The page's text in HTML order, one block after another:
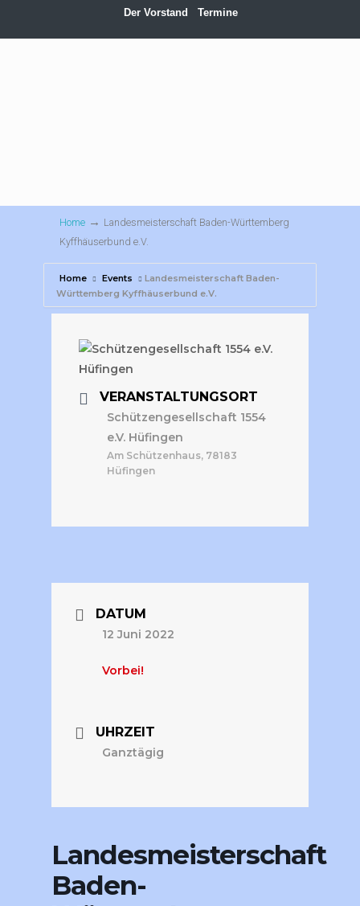
Der Vorstand Termine
Home → Landesmeisterschaft Baden-Württemberg
Kyffhäuserbund e.V.
Home Events
Landesmeisterschaft Baden-
Württemberg Kyffhäuserbund e.V.
VERANSTALTUNGSORT
Schützengesellschaft 1554
e.V. Hüfingen
Am Schützenhaus, 78183
Hüfingen
DATUM
12 Juni 2022
Vorbei!
UHRZEIT
Ganztägig
Landesmeisterschaft
Baden-